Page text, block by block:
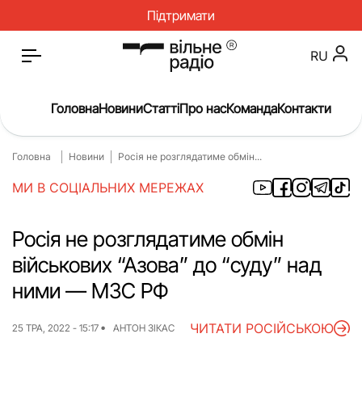
Підтримати
Головна
Окупація
Про нас
Війна
Гроші
Освіта
Інструкції
ЖКГ
Історія
RU
ГоловнаНовиниСтаттіПро насКомандаКонтакти
Головна Новини Росія не розглядатиме обмін...
МИ В СОЦІАЛЬНИХ МЕРЕЖАХ
Росія не розглядатиме обмін
військових “Азова” до “суду” над
ними — МЗС РФ
25 ТРА, 2022 - 15:17 АНТОН ЗІКАС ЧИТАТИ РОСІЙСЬКОЮ